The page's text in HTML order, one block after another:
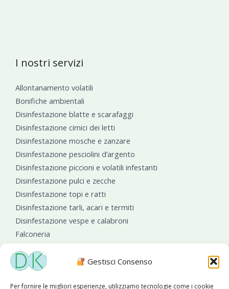
Gestisci Consenso
Per fornire le migliori esperienze, utilizziamo tecnologie come i cookie
I nostri servizi
Allontanamento volatili
Bonifiche ambientali
Disinfestazione blatte e scarafaggi
Disinfestazione cimici dei letti
Disinfestazione mosche e zanzare
Disinfestazione pesciolini d’argento
Disinfestazione piccioni e volatili infestanti
Disinfestazione pulci e zecche
Disinfestazione topi e ratti
Disinfestazione tarli, acari e termiti
Disinfestazione vespe e calabroni
Falconeria